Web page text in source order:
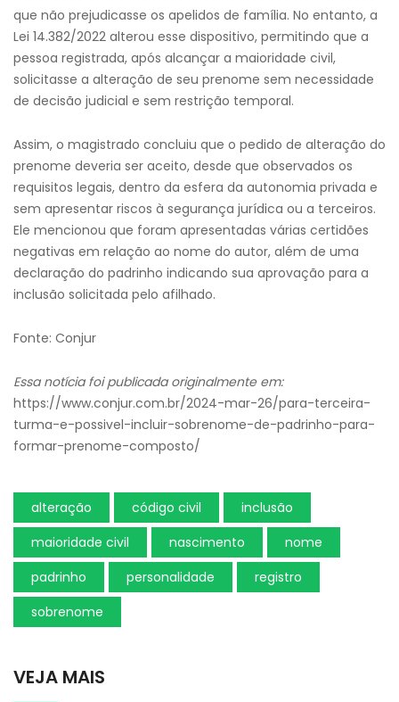
que não prejudicasse os apelidos de família. No entanto, a
Lei 14.382/2022 alterou esse dispositivo, permitindo que a
pessoa registrada, após alcançar a maioridade civil,
solicitasse a alteração de seu prenome sem necessidade
de decisão judicial e sem restrição temporal.
Assim, o magistrado concluiu que o pedido de alteração do
prenome deveria ser aceito, desde que observados os
requisitos legais, dentro da esfera da autonomia privada e
sem apresentar riscos à segurança jurídica ou a terceiros.
Ele mencionou que foram apresentadas várias certidões
negativas em relação ao nome do autor, além de uma
declaração do padrinho indicando sua aprovação para a
inclusão solicitada pelo afilhado.
Fonte: Conjur
Essa notícia foi publicada originalmente em:
https://www.conjur.com.br/2024-mar-26/para-terceira-
turma-e-possivel-incluir-sobrenome-de-padrinho-para-
formar-prenome-composto/
alteração código civil
inclusão
maioridade civil
nascimento
nome
padrinho
personalidade
registro
sobrenome
VEJA MAIS